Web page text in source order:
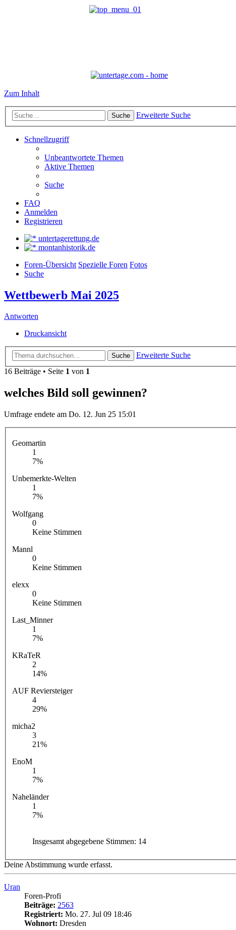
Zum Inhalt
Suche Erweiterte Suche
Schnellzugriff
Unbeantwortete Themen
Aktive Themen
Suche
FAQ
Anmelden
Registrieren
untertagerettung.de
montanhistorik.de
Foren-Übersicht Spezielle Foren Fotos
Suche
Wettbewerb Mai 2025
Antworten
Druckansicht
Suche
Erweiterte Suche
16 Beiträge • Seite 1 von 1
welches Bild soll gewinnen?
Umfrage endete am Do. 12. Jun 25 15:01
Geomartin
1
7%
Unbemerkte-Welten
1
7%
Wolfgang
0
Keine Stimmen
Mannl
0
Keine Stimmen
elexx
0
Keine Stimmen
Last_Minner
1
7%
KRaTeR
2
14%
AUF Reviersteiger
4
29%
micha2
3
21%
EnoM
1
7%
Naheländer
1
7%
Insgesamt abgegebene Stimmen: 14
Deine Abstimmung wurde erfasst.
Uran
Foren-Profi
Beiträge: 2563
Registriert: Mo. 27. Jul 09 18:46
Wohnort: Dresden